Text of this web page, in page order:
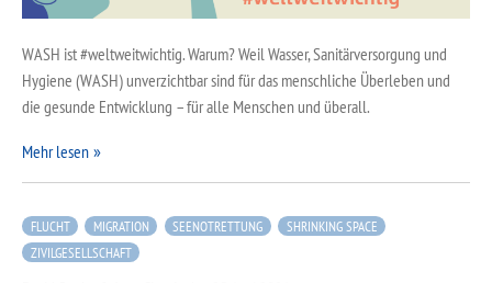
WASH ist #weltweitwichtig. Warum? Weil Wasser, Sanitärversorgung und
Hygiene (WASH) unverzichtbar sind für das menschliche Überleben und
die gesunde Entwicklung – für alle Menschen und überall.
Mehr lesen
FLUCHT MIGRATION SEENOTRETTUNG
SHRINKING SPACE
ZIVILGESELLSCHAFT